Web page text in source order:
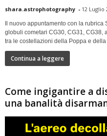
shara.astrophotography - 12 Luglio
Il nuovo appuntamento con la rubrica
globuli cometari CG30, CG31,
tra le costellazioni della Poppa e della
Continua a leggere
Come ingigantire a
una banalità